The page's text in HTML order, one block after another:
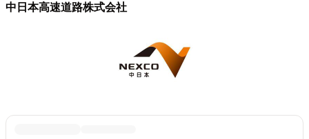
中日本高速道路株式会社